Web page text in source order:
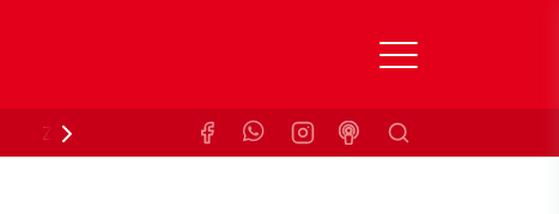
Zuzahlungsbefreiung KrankenkasseSuchen